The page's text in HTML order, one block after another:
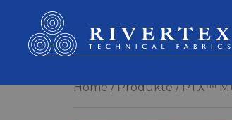
Home Produkte PTX™
Rivertex Technical Fabrics Group